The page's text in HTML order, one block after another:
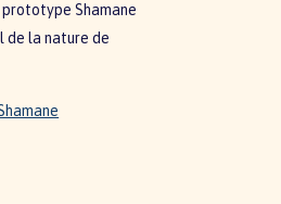
prototype Shamane
de la nature de